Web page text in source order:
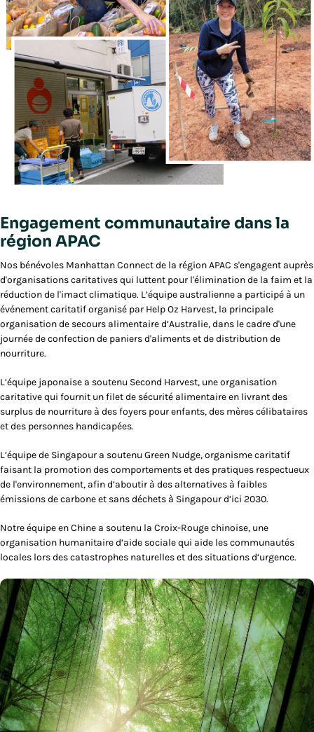
Engagement communautaire dans la
région APAC
Nos bénévoles Manhattan Connect de la région APAC s'engagent auprès
d'organisations caritatives qui luttent pour l'élimination de la faim et la
réduction de l'imact climatique. L’équipe australienne a participé à un
événement caritatif organisé par Help Oz Harvest, la principale
organisation de secours alimentaire d’Australie, dans le cadre d'une
journée de confection de paniers d'aliments et de distribution de
nourriture.
L’équipe japonaise a soutenu Second Harvest, une organisation
caritative qui fournit un filet de sécurité alimentaire en livrant des
surplus de nourriture à des foyers pour enfants, des mères célibataires
et des personnes handicapées.
L’équipe de Singapour a soutenu Green Nudge, organisme caritatif
faisant la promotion des comportements et des pratiques respectueux
de l'environnement, afin d’aboutir à des alternatives à faibles
émissions de carbone et sans déchets à Singapour d’ici 2030.
Notre équipe en Chine a soutenu la Croix-Rouge chinoise, une
organisation humanitaire d’aide sociale qui aide les communautés
locales lors des catastrophes naturelles et des situations d’urgence.